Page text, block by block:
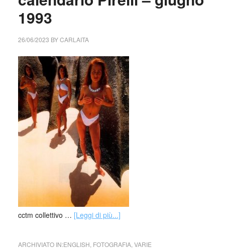
1993
26/06/2023 BYCARLAITA
cctm collettivo … [Leggi di più...]
ARCHIVIATO IN:ENGLISH FOTOGRAFIA, VARIE